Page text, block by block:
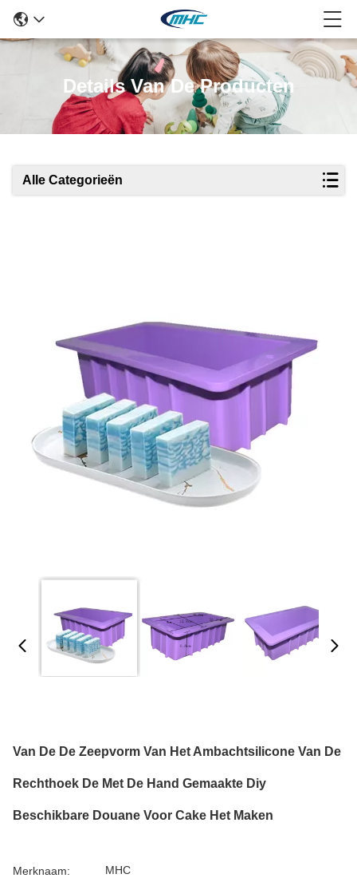
Details Van De Producten
Alle Categorieën
Van De De Zeepvorm Van Het Ambachtsilicone Van De
Rechthoek De Met De Hand Gemaakte Diy
Beschikbare Douane Voor Cake Het Maken
Merknaam: MHC